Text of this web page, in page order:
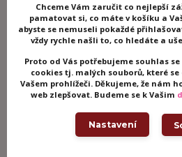
Puzzlika Dinosauři -
zvířátek - 16 dílků
Chceme Vám zaručit co nejlepší
pamatovat si, co máte v košíku a
abyste se nemuseli pokaždé
vždy rychle našli to, co hledáte a
Proto od Vás potřebujeme souhlas
cookies tj. malých souborů, které
Vašem prohlížeči. Děkujeme, že nám
web zlepšovat. Budeme se k Vašim
Nastavení